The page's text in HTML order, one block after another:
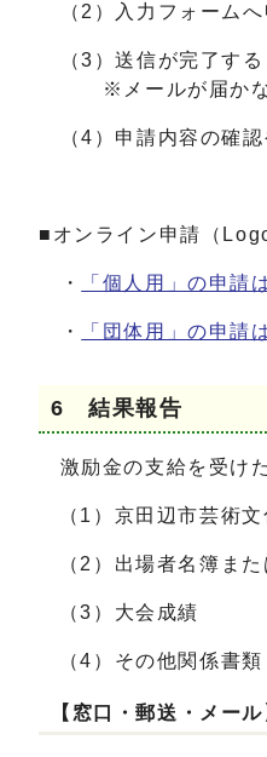
（2）入力フォームへ
（3）送信が完了する
※メールが届かない
（4）申請内容の確認
■オンライン申請（
・ 「個人用」の申請
・ 「団体用」の申請
6 結果報告
激励金の支給を受け
（1）京田辺市芸術文
（2）出場者名簿また
（3）大会成績
（4）その他関係書類
【窓口・郵送・メール